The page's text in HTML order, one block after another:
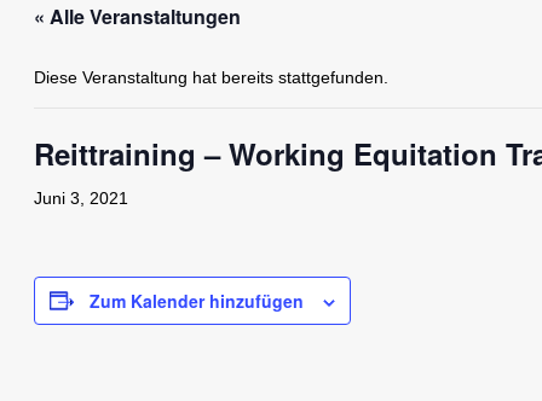
« Alle Veranstaltungen
Diese Veranstaltung hat bereits stattgefunden.
Reittraining – Working Equitation
Juni 3, 2021
Zum Kalender hinzufügen